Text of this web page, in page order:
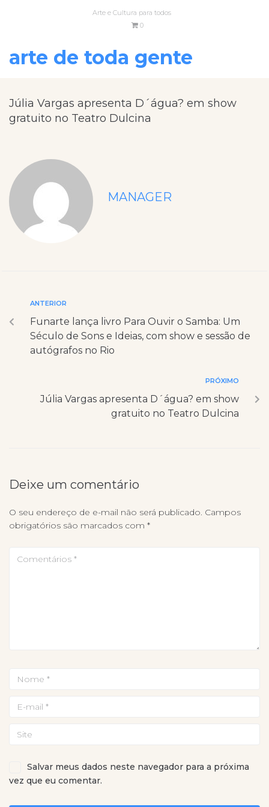
Arte e Cultura para todos
0
arte de toda gente
Júlia Vargas apresenta D´água? em show
gratuito no Teatro Dulcina
MANAGER
ANTERIOR
Funarte lança livro Para Ouvir o Samba: Um
Século de Sons e Ideias, com show e sessão de
autógrafos no Rio
PRÓXIMO
Júlia Vargas apresenta D´água? em show
gratuito no Teatro Dulcina
Deixe um comentário
O seu endereço de e-mail não será publicado. Campos
obrigatórios são marcados com *
Salvar meus dados neste navegador para a próxima
vez que eu comentar.